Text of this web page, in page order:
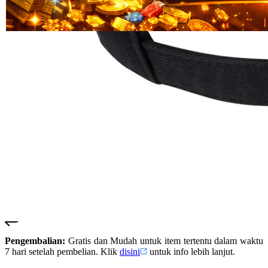
Read
13
Reviews.
HT OFFICIAL
SUSTER123
SUSTER 123
Pengembalian: Gratis dan Mudah untuk item tertentu dalam waktu
7 hari setelah pembelian. Klik disini untuk info lebih lanjut.